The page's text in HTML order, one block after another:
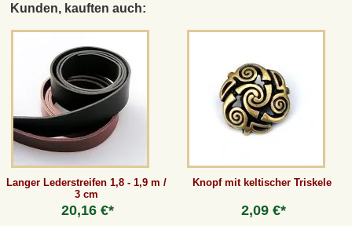
Kunden, kauften auch:
Langer Lederstreifen 1,8 - 1,9 m /
3 cm
20,16 €*
Knopf mit keltischer Triskele
2,09 €*